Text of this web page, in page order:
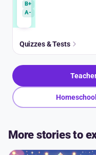
B+
A-
Quizzes & Tests
More stories to